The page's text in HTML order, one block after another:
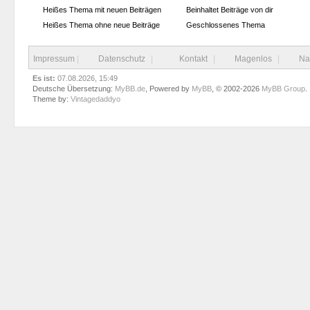
Heißes Thema mit neuen Beiträgen
Heißes Thema ohne neue Beiträge
Beinhaltet Beiträge von dir
Geschlossenes Thema
Impressum Datenschutz Kontakt Magenlos
Es ist: 07.08.2026, 15:49
Deutsche Übersetzung: MyBB.de , Powered by MyBB , © 2002-2026 MyBB Group
Theme by:Vintagedaddyo